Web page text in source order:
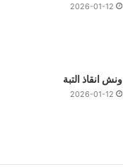
2026-01-12
ونش انقاذ التبة
2026-01-12